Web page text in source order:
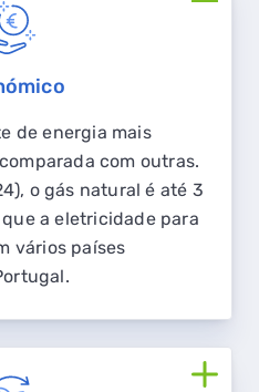
de energia mais
com outras.
o gás natural é até 3
a eletricidade para
vários países